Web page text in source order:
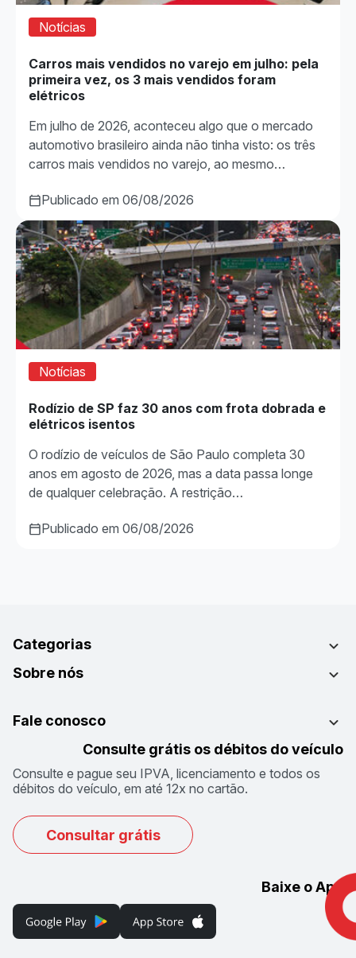
Notícias
Carros mais vendidos no varejo em julho: pela
primeira vez, os 3 mais vendidos foram
elétricos
Em julho de 2026, aconteceu algo que o mercado
automotivo brasileiro ainda não tinha visto: os três
carros mais vendidos no varejo, ao mesmo…
Publicado em 06/08/2026
Notícias
Rodízio de SP faz 30 anos com frota dobrada e
elétricos isentos
O rodízio de veículos de São Paulo completa 30
anos em agosto de 2026, mas a data passa longe
de qualquer celebração. A restrição…
Publicado em 06/08/2026
Categorias
Sobre nós
Fale conosco
Consulte grátis os débitos do veículo
Consulte e pague seu IPVA, licenciamento e todos os
débitos do veículo, em até 12x no cartão.
Consultar grátis
Baixe o App